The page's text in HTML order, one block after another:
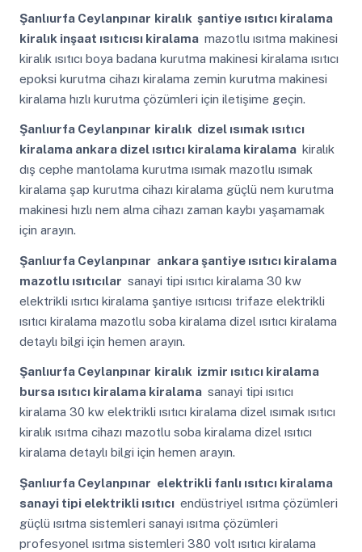
Şanlıurfa Ceylanpınar kiralık şantiye ısıtıcı kiralama
kiralık inşaat ısıtıcısı kiralama mazotlu ısıtma makinesi
kiralık ısıtıcı boya badana kurutma makinesi kiralama ısıtıcı
epoksi kurutma cihazı kiralama zemin kurutma makinesi
kiralama hızlı kurutma çözümleri için iletişime geçin.
Şanlıurfa Ceylanpınar kiralık dizel ısımak ısıtıcı
kiralama ankara dizel ısıtıcı kiralama kiralama kiralık
dış cephe mantolama kurutma ısımak mazotlu ısımak
kiralama şap kurutma cihazı kiralama güçlü nem kurutma
makinesi hızlı nem alma cihazı zaman kaybı yaşamamak
için arayın.
Şanlıurfa Ceylanpınar ankara şantiye ısıtıcı kiralama
mazotlu ısıtıcılar sanayi tipi ısıtıcı kiralama 30 kw
elektrikli ısıtıcı kiralama şantiye ısıtıcısı trifaze elektrikli
ısıtıcı kiralama mazotlu soba kiralama dizel ısıtıcı kiralama
detaylı bilgi için hemen arayın.
Şanlıurfa Ceylanpınar kiralık izmir ısıtıcı kiralama
bursa ısıtıcı kiralama kiralama sanayi tipi ısıtıcı
kiralama 30 kw elektrikli ısıtıcı kiralama dizel ısımak ısıtıcı
kiralık ısıtma cihazı mazotlu soba kiralama dizel ısıtıcı
kiralama detaylı bilgi için hemen arayın.
Şanlıurfa Ceylanpınar elektrikli fanlı ısıtıcı kiralama
sanayi tipi elektrikli ısıtıcı endüstriyel ısıtma çözümleri
güçlü ısıtma sistemleri sanayi ısıtma çözümleri
profesyonel ısıtma sistemleri 380 volt ısıtıcı kiralama